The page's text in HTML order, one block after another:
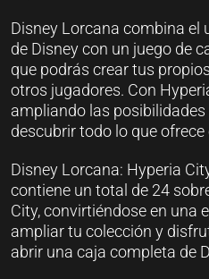
Disney Lorcana combina el
de Disney con un juego de
que podrás crear tus
otros jugadores. Con
ampliando las
descubrir todo lo que
Disney Lorcana: Hyperia
contiene un total de 24
City, convirtiéndose en una
ampliar tu colección y
abrir una caja completa de